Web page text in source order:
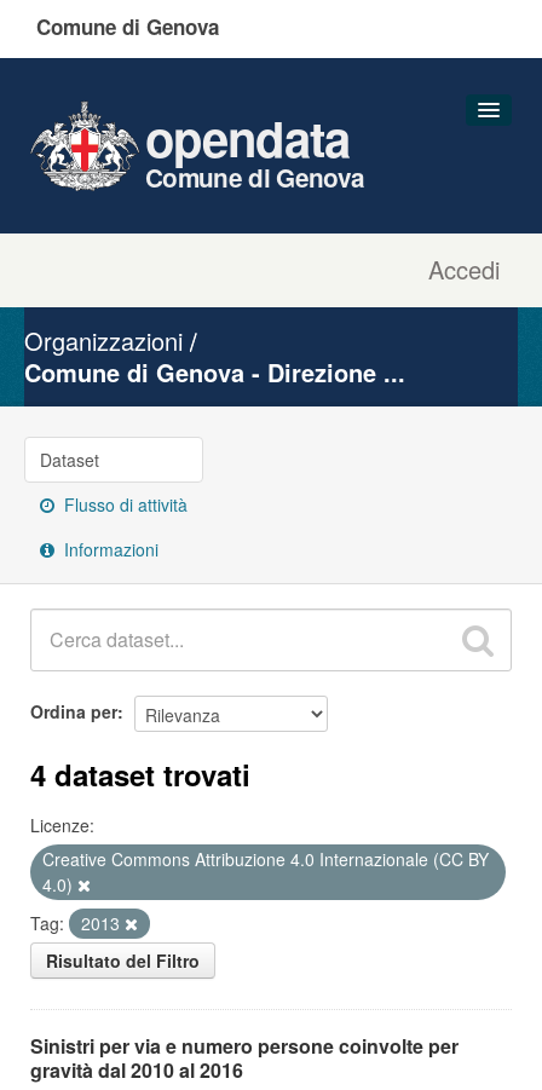
Comune di Genova
Accedi
opendata
Comune di Genova
Gruppi
Organizzazioni
Comune di Genova - Direzione ...
Dataset
Flusso di attività
Informazioni
Ordina per
4 dataset trovati
Licenze:
Creative Commons Attribuzione 4.0 Internazionale (CC BY
4.0)
Tag:
2013
Risultato del Filtro
Sinistri per via e numero persone coinvolte per
gravità dal 2010 al 2016